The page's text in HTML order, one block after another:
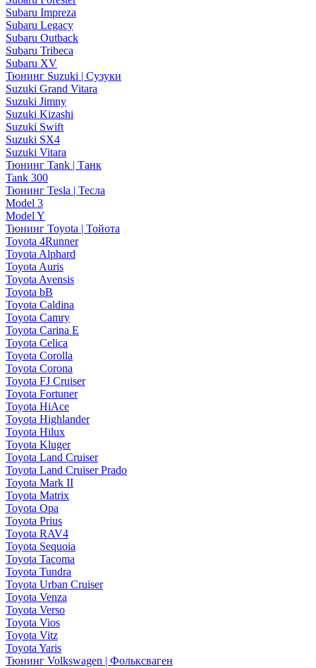
Subaru Impreza
Subaru Legacy
Subaru Outback
Subaru Tribeca
Subaru XV
Тюнинг Suzuki | Сузуки
Suzuki Grand Vitara
Suzuki Jimny
Suzuki Kizashi
Suzuki Swift
Suzuki SX4
Suzuki Vitara
Тюнинг Tank | Танк
Tank 300
Тюнинг Tesla | Тесла
Model 3
Model Y
Тюнинг Toyota | Тойота
Toyota 4Runner
Toyota Alphard
Toyota Auris
Toyota Avensis
Toyota bB
Toyota Caldina
Toyota Camry
Toyota Carina E
Toyota Celica
Toyota Corolla
Toyota Corona
Toyota FJ Cruiser
Toyota Fortuner
Toyota HiAce
Toyota Highlander
Toyota Hilux
Toyota Kluger
Toyota Land Cruiser
Toyota Land Cruiser Prado
Toyota Mark II
Toyota Matrix
Toyota Opa
Toyota Prius
Toyota RAV4
Toyota Sequoia
Toyota Tacoma
Toyota Tundra
Toyota Urban Cruiser
Toyota Venza
Toyota Verso
Toyota Vios
Toyota Vitz
Toyota Yaris
Тюнинг Volkswagen | Фольксваген